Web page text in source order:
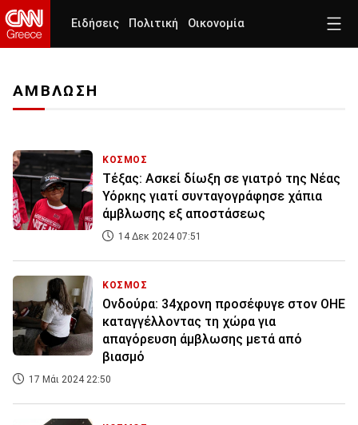
Ειδήσεις Πολιτική Οικονομία
ΑΜΒΛΩΣΗ
ΚΟΣΜΟΣ
Τέξας: Ασκεί δίωξη σε γιατρό της Νέας
Υόρκης γιατί συνταγογράφησε χάπια
άμβλωσης εξ αποστάσεως
14 Δεκ 2024 07:51
ΚΟΣΜΟΣ
Ονδούρα: 34χρονη προσέφυγε στον ΟΗΕ
καταγγέλλοντας τη χώρα για
απαγόρευση άμβλωσης μετά από
βιασμό
17 Μάι 2024 22:50